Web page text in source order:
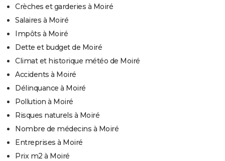
Crèches et garderies à Moiré
Salaires à Moiré
Impôts à Moiré
Dette et budget de Moiré
Climat et historique météo de Moiré
Accidents à Moiré
Délinquance à Moiré
Pollution à Moiré
Risques naturels à Moiré
Nombre de médecins à Moiré
Entreprises à Moiré
Prix m2 à Moiré